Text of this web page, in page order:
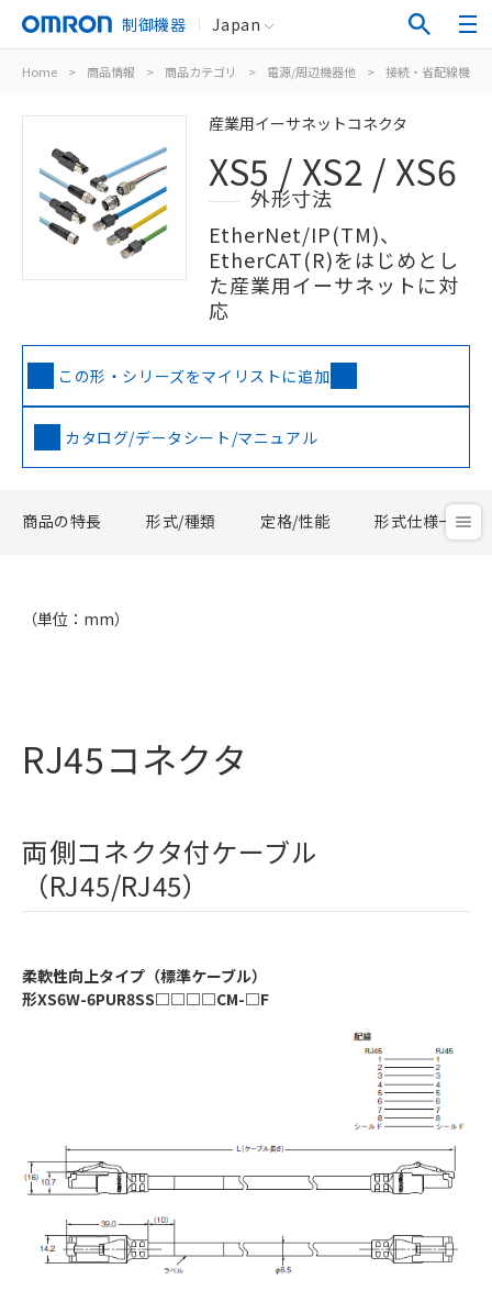
制御機器 Japan
Home > 商品情報 > 商品カテゴリ > 電源/周辺機器他 > 接続・省配線機器
産業用イーサネットコネクタ
XS5 / XS2 / XS6
外形寸法
EtherNet/IP(TM)、
EtherCAT(R)をはじめとし
た産業用イーサネットに対
応
この形・シリーズをマイリストに追加
カタログ/データシート/マニュアル
商品の特長 形式/種類 定格/性能 形式仕様一覧
（単位：mm）
RJ45コネクタ
両側コネクタ付ケーブル
（RJ45/RJ45）
柔軟性向上タイプ（標準ケーブル）
形XS6W-6PUR8SS□□□□CM-□F